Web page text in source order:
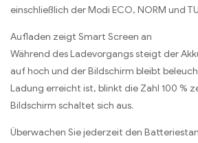
einschließlich der Modi ECO, NORM und
Aufladen zeigt Smart Screen an
Während des Ladevorgangs steigt der
auf hoch und der Bildschirm bleibt
Ladung erreicht ist, blinkt die Zahl 100 %
Bildschirm schaltet sich aus.
Überwachen Sie jederzeit den